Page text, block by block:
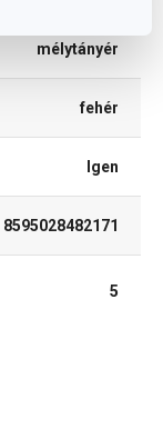
mélytányér
fehér
Igen
8595028482171
5